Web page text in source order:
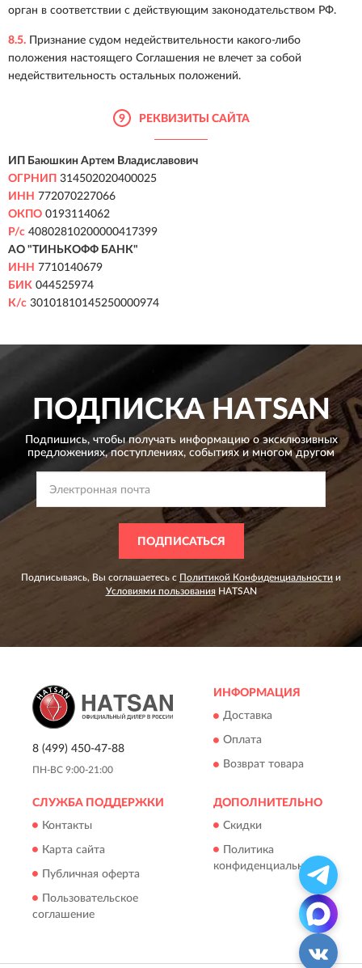
орган в соответствии с действующим законодательством РФ.
8.5. Признание судом недействительности какого-либо
положения настоящего Соглашения не влечет за собой
недействительность остальных положений.
9 РЕКВИЗИТЫ САЙТА
ИП Баюшкин Артем Владиславович
ОГРНИП 314502020400025
ИНН 772070227066
ОКПО 0193114062
Р/с 40802810200000417399
АО "ТИНЬКОФФ БАНК"
ИНН 7710140679
БИК 044525974
К/с 30101810145250000974
ПОДПИСКАHATSAN
Подпишись, чтобы получать информацию о эксклюзивных
предложениях,поступлениях, событиях и многом другом
ПОДПИСАТЬСЯ
Подписываясь, Вы соглашаетесь с Политикой Конфиденциальности и
Условиями пользованияHATSAN
8 (499) 450-47-88
ПН-ВС 9:00-21:00
ИНФОРМАЦИЯ
Доставка
Оплата
Возврат товара
СЛУЖБА ПОДДЕРЖКИ
Контакты
Карта сайта
Публичная оферта
Пользовательское
соглашение
ДОПОЛНИТЕЛЬНО
Скидки
Политика
конфиденциальности